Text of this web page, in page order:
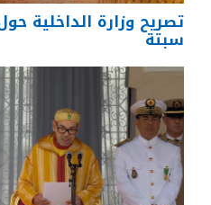
تصريح وزارة الداخلية
سبتة